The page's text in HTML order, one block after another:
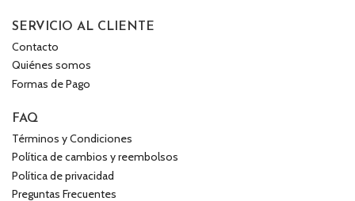
SERVICIO AL CLIENTE
Contacto
Quiénes somos
Formas de Pago
FAQ
Términos y Condiciones
Política de cambios y reembolsos
Política de privacidad
Preguntas Frecuentes